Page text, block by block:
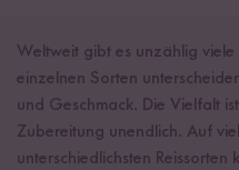
Weltweit gibt es unzählig viele
einzelnen Sorten
und Geschmack. Die Vielfalt
Zubereitung unendlich. Auf
unterschiedlichsten